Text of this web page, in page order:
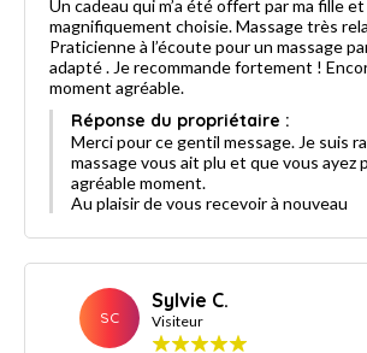
Un cadeau qui m’a été offert par ma fille et
magnifiquement choisie. Massage très
Praticienne à l’écoute pour un massage
adapté . Je recommande fortement !
moment agréable.
Réponse du propriétaire :
Merci pour ce gentil message. Je suis
massage vous ait plu et que vous ayez
agréable moment.
Au plaisir de vous recevoir à nouveau
SC
Sylvie C.
Visiteur